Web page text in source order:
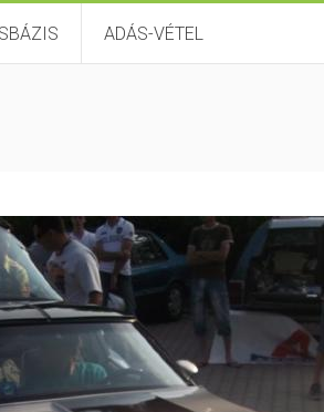
ADÁS-VÉTEL